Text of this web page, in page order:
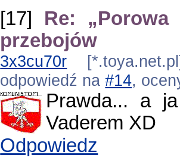
[17] Re:
przebojów
3x3cu70r
odpowiedź na#14,
Prawda... a
Vaderem XD
Odpowiedz